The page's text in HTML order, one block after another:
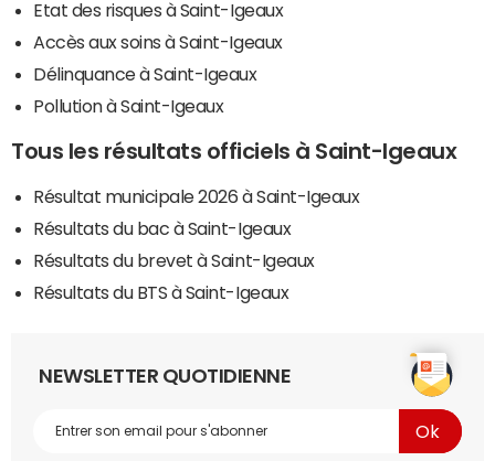
Etat des risques à Saint-Igeaux
Accès aux soins à Saint-Igeaux
Délinquance à Saint-Igeaux
Pollution à Saint-Igeaux
Tous les résultats officiels à Saint-Igeaux
Résultat municipale 2026 à Saint-Igeaux
Résultats du bac à Saint-Igeaux
Résultats du brevet à Saint-Igeaux
Résultats du BTS à Saint-Igeaux
NEWSLETTER QUOTIDIENNE